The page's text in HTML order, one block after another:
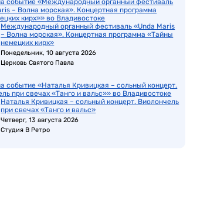
Международный органный фестиваль «Unda Maris
– Волна морская». Концертная программа «Тайны
немецких кирх»
Понедельник, 10 августа 2026
Церковь Святого Павла
Наталья Кривицкая – сольный концерт. Виолончель
при свечах «Танго и вальс»
Четверг, 13 августа 2026
Студия В Ретро